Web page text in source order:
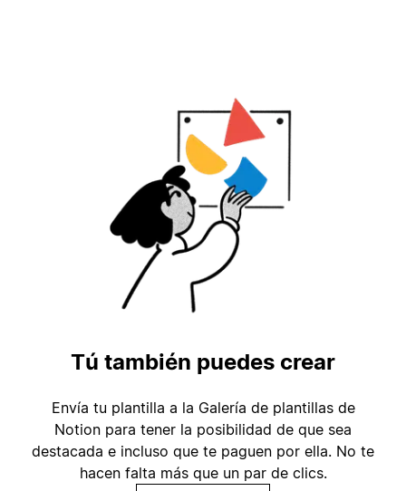
Tú también puedes crear
Envía tu plantilla a la Galería de plantillas de
Notion para tener la posibilidad de que sea
destacada e incluso que te paguen por ella. No te
hacen falta más que un par de clics.